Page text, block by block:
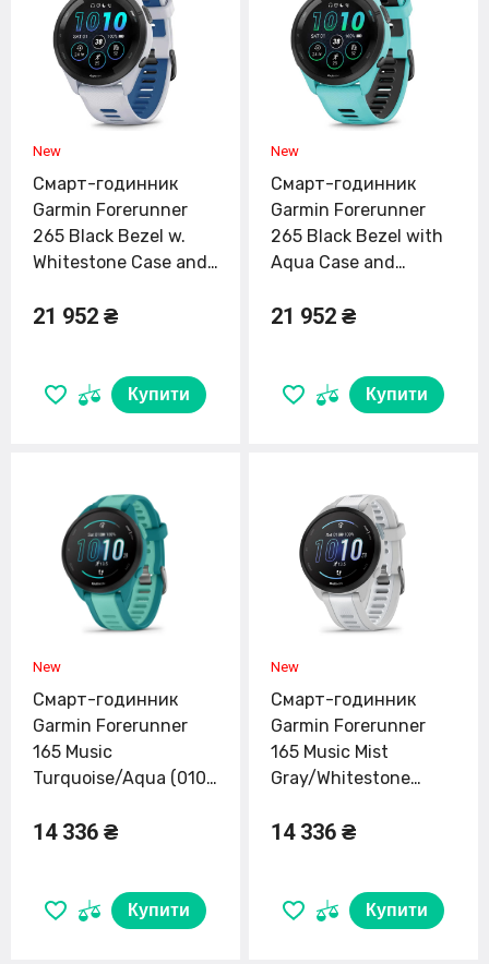
Смарт-годинник
Garmin Forerunner
265 Black Bezel w.
Whitestone Case and
S. Band (010-02810-
21 952 ₴
Купити
Смарт-годинник
Garmin Forerunner
265 Black Bezel with
Aqua Case and
Band (010-02810-
21 952 ₴
Купити
Смарт-годинник
Garmin Forerunner
165 Music
Turquoise/Aqua (010-
14 336 ₴
Купити
Смарт-годинник
Garmin Forerunner
165 Music Mist
Gray/Whitestone
14 336 ₴
Купити